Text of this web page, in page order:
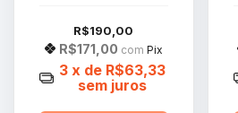
R$190,00
R$171,00 com Pix
3 x de R$63,33
sem juros